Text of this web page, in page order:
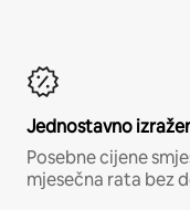
Jednostavno
Posebne cijene
mjesečna rata bez